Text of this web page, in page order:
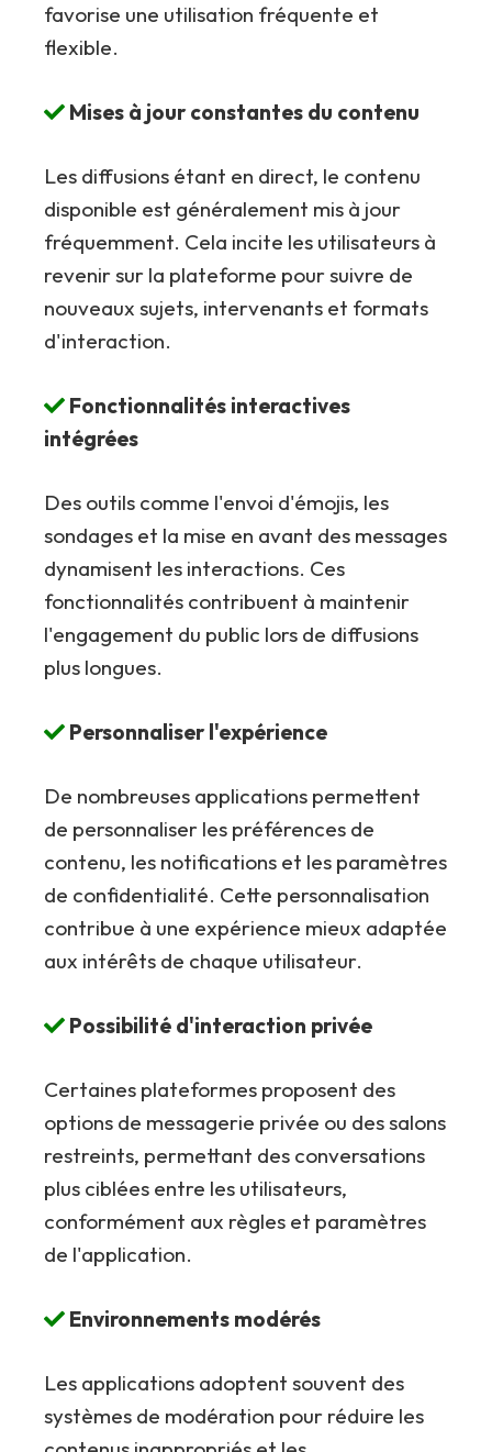
favorise une utilisation fréquente et
flexible.
Mises à jour constantes du contenu
Les diffusions étant en direct, le contenu
disponible est généralement mis à jour
fréquemment. Cela incite les utilisateurs à
revenir sur la plateforme pour suivre de
nouveaux sujets, intervenants et formats
d'interaction.
Fonctionnalités interactives
intégrées
Des outils comme l'envoi d'émojis, les
sondages et la mise en avant des messages
dynamisent les interactions. Ces
fonctionnalités contribuent à maintenir
l'engagement du public lors de diffusions
plus longues.
Personnaliser l'expérience
De nombreuses applications permettent
de personnaliser les préférences de
contenu, les notifications et les paramètres
de confidentialité. Cette personnalisation
contribue à une expérience mieux adaptée
aux intérêts de chaque utilisateur.
Possibilité d'interaction privée
Certaines plateformes proposent des
options de messagerie privée ou des salons
restreints, permettant des conversations
plus ciblées entre les utilisateurs,
conformément aux règles et paramètres
de l'application.
Environnements modérés
Les applications adoptent souvent des
systèmes de modération pour réduire les